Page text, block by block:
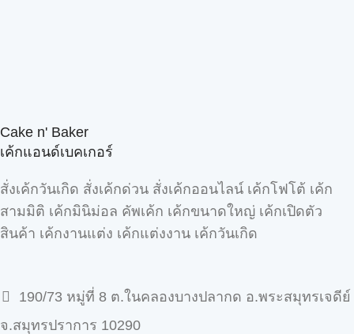
Cake n' Baker
เค้กแอนด์เบคเกอร์
สั่งเค้กวันเกิด สั่งเค้กด่วน สั่งเค้กออนไลน์ เค้กโฟโต้ เค้ก
สามมิติ เค้กมินิม่อล คัพเค้ก เค้กขนาดใหญ่ เค้กเปิดตัว
สินค้า เค้กงานแต่ง เค้กแต่งงาน เค้กวันเกิด
190/73 หมู่ที่ 8 ต.ในคลองบางปลากด อ.พระสมุทรเจดีย์
จ.สมุทรปราการ 10290